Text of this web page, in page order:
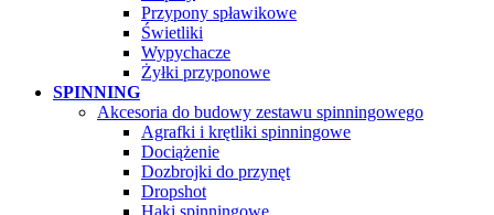
Przypony spławikowe
Świetliki
Wypychacze
Żyłki przyponowe
SPINNING
Akcesoria do budowy zestawu spinningowego
Agrafki i krętliki spinningowe
Dociążenie
Dozbrojki do przynęt
Dropshot
Haki spinningowe